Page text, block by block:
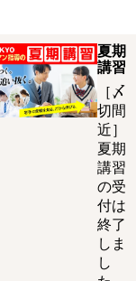
夏期
講習
［〆
切間
近］
夏期
講習
の受
付は
終了
しま
し